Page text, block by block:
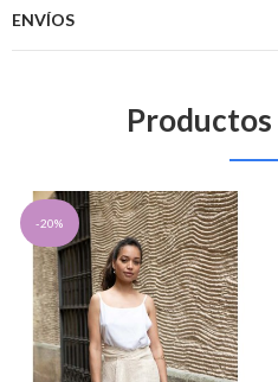
ENVÍOS
-20%